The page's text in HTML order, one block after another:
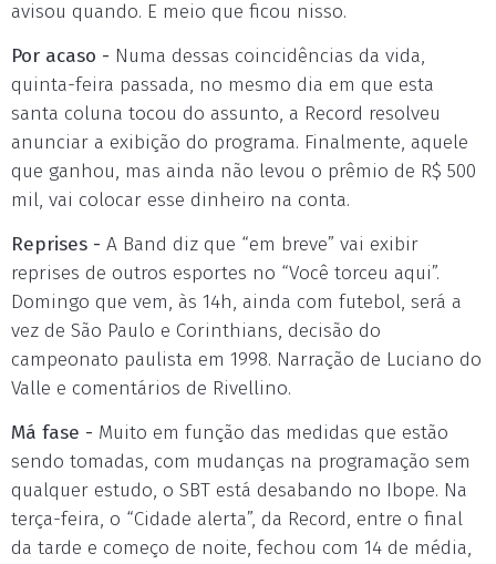
avisou quando. E meio que ficou nisso.
Por acaso - Numa dessas coincidências da vida,
quinta-feira passada, no mesmo dia em que esta
santa coluna tocou do assunto, a Record resolveu
anunciar a exibição do programa. Finalmente, aquele
que ganhou, mas ainda não levou o prêmio de R$ 500
mil, vai colocar esse dinheiro na conta.
Reprises - A Band diz que “em breve” vai exibir
reprises de outros esportes no “Você torceu aqui”.
Domingo que vem, às 14h, ainda com futebol, será a
vez de São Paulo e Corinthians, decisão do
campeonato paulista em 1998. Narração de Luciano do
Valle e comentários de Rivellino.
Má fase - Muito em função das medidas que estão
sendo tomadas, com mudanças na programação sem
qualquer estudo, o SBT está desabando no Ibope. Na
terça-feira, o “Cidade alerta”, da Record, entre o final
da tarde e começo de noite, fechou com 14 de média,